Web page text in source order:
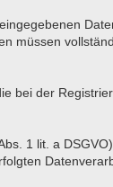
müssen
bei der
1 lit. a